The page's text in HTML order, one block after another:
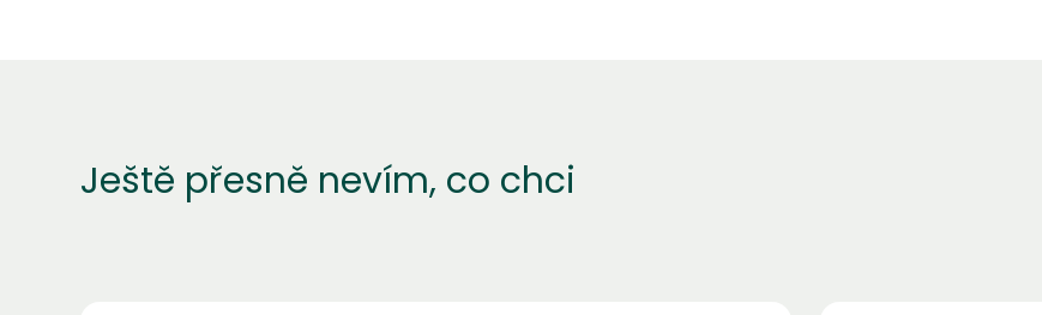
Ještě přesně nevím, co chci